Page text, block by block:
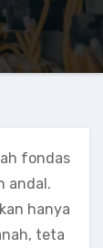
fondas
andal.
hanya
teta